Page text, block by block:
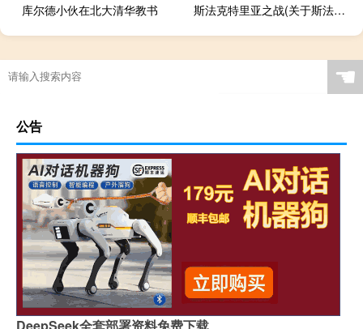
库尔德小伙在北大清华教书
斯法克特里亚之战(关于斯法克特里亚之战的简介)
☚
公告
DeepSeek全套部署资料免费下载